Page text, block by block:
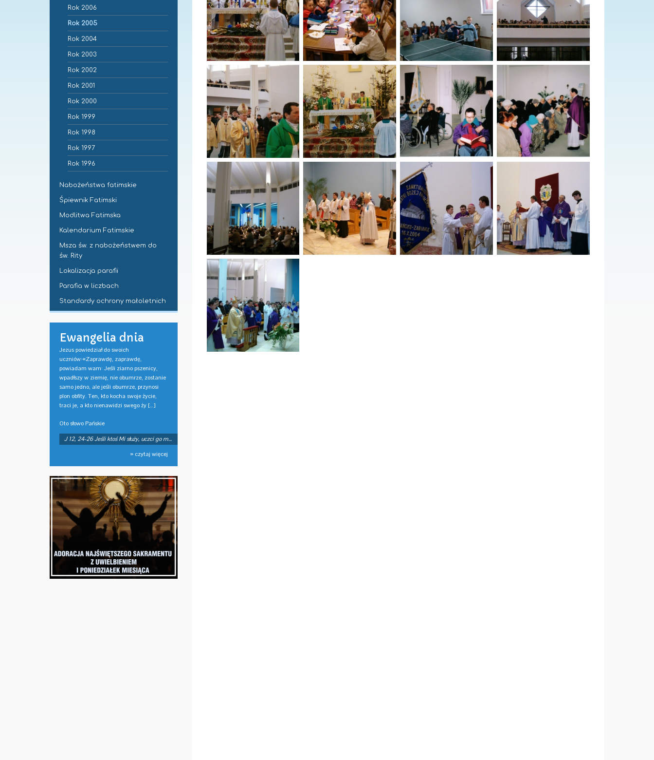
Rok 2006
Rok 2005
Rok 2004
Rok 2003
Rok 2002
Rok 2001
Rok 2000
Rok 1999
Rok 1998
Rok 1997
Rok 1996
Nabożeństwa fatimskie
Śpiewnik Fatimski
Modlitwa Fatimska
Kalendarium Fatimskie
Msza św. z nabożeństwem do
św. Rity
Lokalizacja parafii
Parafia w liczbach
Standardy ochrony małoletnich
Ewangelia dnia
Jezus powiedział do swoich
uczniów:«Zaprawdę, zaprawdę,
powiadam wam: Jeśli ziarno pszenicy,
wpadłszy w ziemię, nie obumrze, zostanie
samo jedno, ale jeśli obumrze, przynosi
plon obfity. Ten, kto kocha swoje życie,
traci je, a kto nienawidzi swego ży […]
Oto słowo Pańskie
J 12, 24-26 Jeśli ktoś Mi służy, uczci go mój Ojciec
» czytaj więcej